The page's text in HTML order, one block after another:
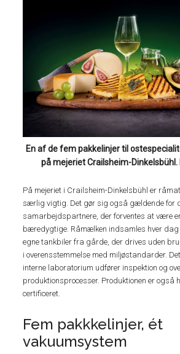
En af de fem pakkelinjer til
på mejeriet Crailsheim-Dinkelsbühl.
På mejeriet i Crailsheim-Dinkelsbühl er
særlig vigtig. Det gør sig også gældende for
samarbejdspartnere, der forventes at være
bæredygtige. Råmælken indsamles hver dag
egne tankbiler fra gårde, der drives uden
i overensstemmelse med miljøstandarder.
interne laboratorium udfører inspektion og
produktionsprocesser. Produktionen er også
certificeret.
Fem pakkkelinjer, ét
vakuumsystem